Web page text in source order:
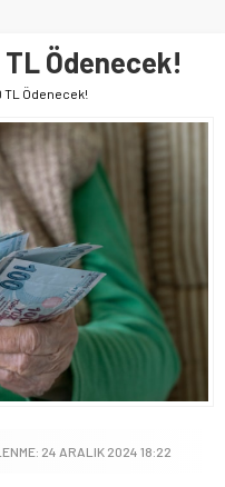
Ödenecek!
TL Ödenecek!
24 ARALIK 2024 18:22